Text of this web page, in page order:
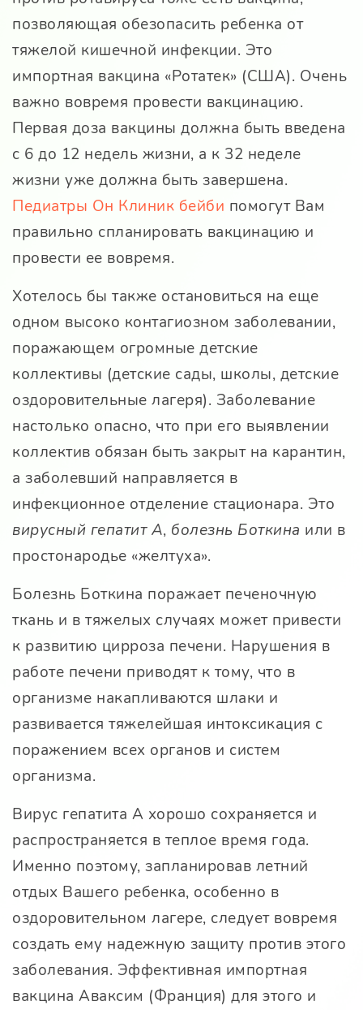
позволяющая обезопасить ребенка от
тяжелой кишечной инфекции. Это
импортная вакцина «Ротатек» (США). Очень
важно вовремя провести вакцинацию.
Первая доза вакцины должна быть введена
с 6 до 12 недель жизни, а к 32 неделе
жизни уже должна быть завершена.
Педиатры Он Клиник бейби помогут Вам
правильно спланировать вакцинацию и
провести ее вовремя.
Хотелось бы также остановиться на еще
одном высоко контагиозном заболевании,
поражающем огромные детские
коллективы (детские сады, школы, детские
оздоровительные лагеря). Заболевание
настолько опасно, что при его выявлении
коллектив обязан быть закрыт на карантин,
а заболевший направляется в
инфекционное отделение стационара. Это
вирусный гепатит А, болезнь Боткина или в
простонародье «желтуха».
Болезнь Боткина поражает печеночную
ткань и в тяжелых случаях может привести
к развитию цирроза печени. Нарушения в
работе печени приводят к тому, что в
организме накапливаются шлаки и
развивается тяжелейшая интоксикация с
поражением всех органов и систем
организма.
Вирус гепатита А хорошо сохраняется и
распространяется в теплое время года.
Именно поэтому, запланировав летний
отдых Вашего ребенка, особенно в
оздоровительном лагере, следует вовремя
создать ему надежную защиту против этого
заболевания. Эффективная импортная
вакцина Аваксим (Франция) для этого и